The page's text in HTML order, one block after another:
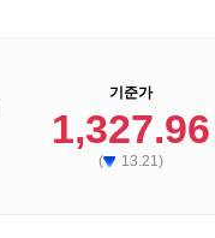
기준가
1,327.96
( 13.21)